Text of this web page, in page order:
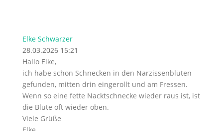
Elke Schwarzer
28.03.2026 15:21
Hallo Elke,
ich habe schon Schnecken in den Narzissenblüten
gefunden, mitten drin eingerollt und am Fressen.
Wenn so eine fette Nacktschnecke wieder raus ist, ist
die Blüte oft wieder oben.
Viele Grüße